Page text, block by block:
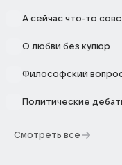
А сейчас что-то
О любви без купюр
Философский
Политические
Смотреть все